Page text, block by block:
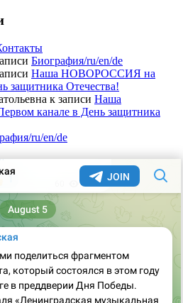
Биография/ru/en/de
Наша НОВОРОССИЯ на
защитника Отечества!
к записи Наша
канале в День защитника
ru/en/de